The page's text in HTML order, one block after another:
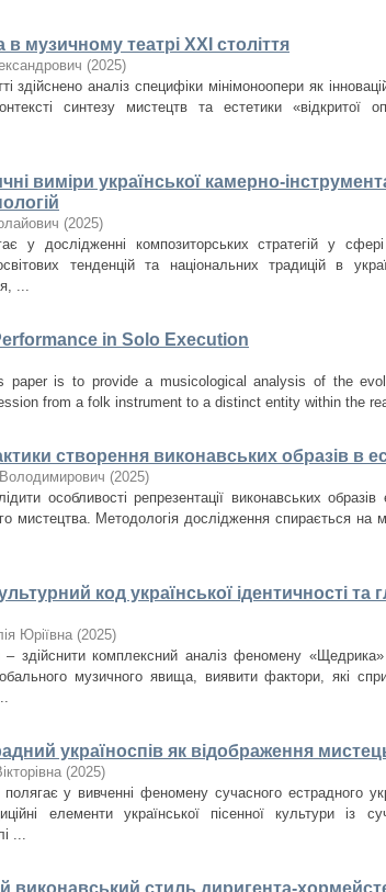
в музичному театрі ХХІ століття
(2025)
здійснено аналіз специфіки мінімоноопери як
синтезу мистецтв та естетики «відкритої
виміри української камерно-
(2025)
у дослідженні композиторських стратегій у
тенденцій та національних традицій в
...
in Solo Execution
paper is to provide a musicological analysis of the
from a folk instrument to a distinct entity within the
створення виконавських образів в
(2025)
особливості репрезентації виконавських образів
мистецтва. Методологія дослідження спирається на
код української ідентичності
Юріївна (2025)
здійснити комплексний аналіз феномену «Щедрика»
музичного явища, виявити фактори, які
україноспів як відображення
(2025)
у вивченні феномену сучасного естрадного
елементи української пісенної культури із
...
виконавський стиль диригента-